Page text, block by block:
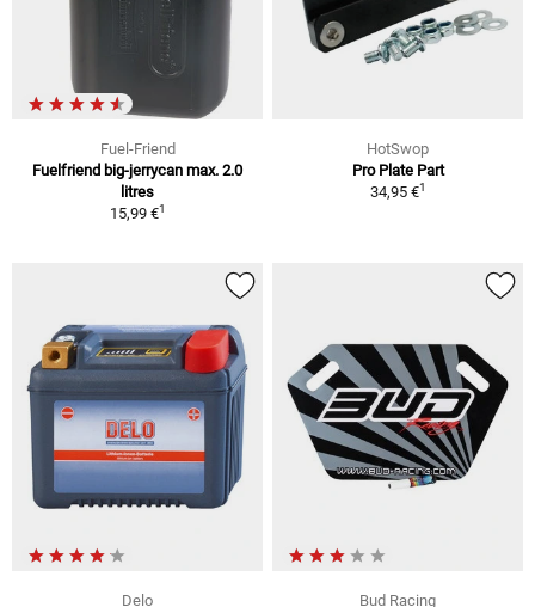
Fuel-Friend
Fuelfriend big-jerrycan max. 2.0
litres
15,99 €1
HotSwop
Pro Plate Part
34,95 €1
Delo
Bud Racing